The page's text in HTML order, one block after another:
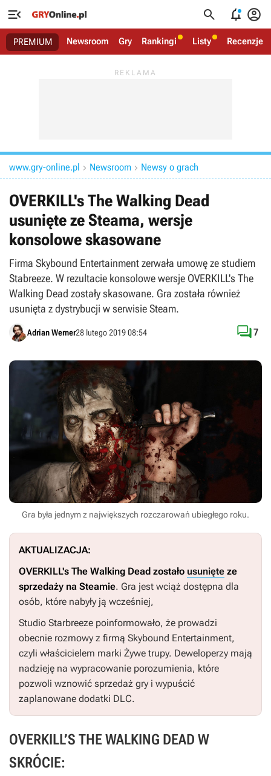
   
PREMIUM Newsroom Gry Rankingi Listy Recenzje
www.gry-online.pl  Newsroom  Newsy o grach
OVERKILL's The Walking Dead
usunięte ze Steama, wersje
konsolowe skasowane
Firma Skybound Entertainment zerwała umowę ze studiem
Stabreeze. W rezultacie konsolowe wersje OVERKILL's The
Walking Dead zostały skasowane. Gra została również
usunięta z dystrybucji w serwisie Steam.
Adrian Werner28 lutego 2019 08:54 7
Gra była jednym z największych rozczarowań ubiegłego roku.
AKTUALIZACJA:
OVERKILL's The Walking Dead zostało usunięte ze
sprzedaży na Steamie. Gra jest wciąż dostępna dla
osób, które nabyły ją wcześniej,
Studio Starbreeze poinformowało, że prowadzi
obecnie rozmowy z firmą Skybound Entertainment,
czyli właścicielem marki Żywe trupy. Deweloperzy mają
nadzieję na wypracowanie porozumienia, które
pozwoli wznowić sprzedaż gry i wypuścić
zaplanowane dodatki DLC.
OVERKILL’S THE WALKING DEAD W
SKRÓCIE: